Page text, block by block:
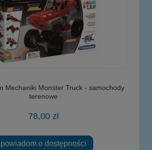
Mechaniki Monster Truck - samochody
terenowe
78,00 zł
powiadom o dostępności